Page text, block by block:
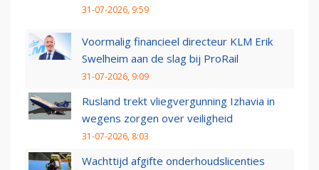
31-07-2026, 9:59
Voormalig financieel directeur KLM Erik
Swelheim aan de slag bij ProRail
31-07-2026, 9:09
Rusland trekt vliegvergunning Izhavia in
wegens zorgen over veiligheid
31-07-2026, 8:03
Wachttijd afgifte onderhoudslicenties